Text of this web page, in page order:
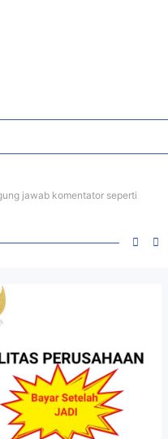
jawab komentator seperti